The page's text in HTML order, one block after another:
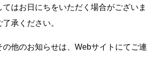
てはお日にちをいただく場合がございま
承ください。
の他のお知らせは、Webサイトにてご連